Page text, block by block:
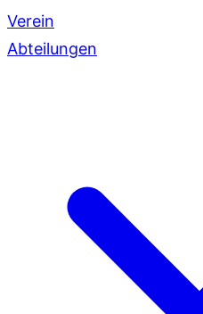
Verein
Abteilungen